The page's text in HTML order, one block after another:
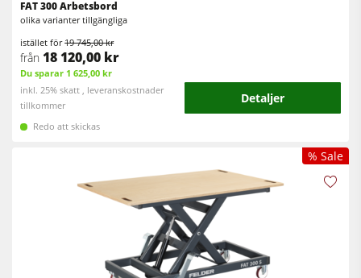
Matarverk
Verkstadsutrustning
F4Solutions mjukvara
Automatisering & materialhantering
Projektledning
FAT 300 Arbetsbord
olika varianter tillgängliga
istället för19 745,00 kr
från 18 120,00 kr
Du sparar 1 625,00 kr
inkl. 25% skatt , leveranskostnader
tillkommer
Detaljer
Redo att skickas
% Sale